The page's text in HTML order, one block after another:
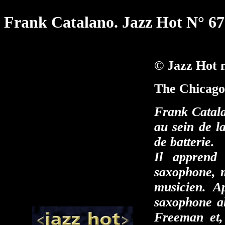
Frank Catalano. Jazz Hot N°
© Jazz Hot
The
Frank
au sein de
de batterie.
Il apprend
saxophone,
musicien.
saxophone
Freeman